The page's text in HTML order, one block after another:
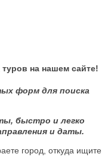
на нашем сайте!
форм для поиска
быстро и легко
и даты.
город, откуда ищите